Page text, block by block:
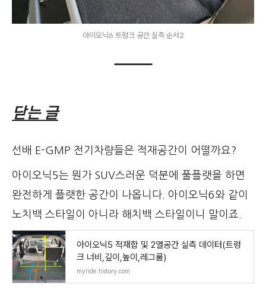
아이오닉6 트렁크 공간 실측 순서2
닫는 글
선배 E-GMP 전기차량들은 적재공간이 어떨까요?
아이오닉5는 뭔가 SUV스러운 덕분에 풀플랫을 하면
완전하게 플랫한 공간이 나옵니다. 아이오닉6와 같이
노치백 스타일이 아니라 해치백 스타일이니 말이죠.
아이오닉5 적재함 및 2열공간 실측 데이터(트렁
크 너비,깊이,높이,레그룸)
myride.tistory.com